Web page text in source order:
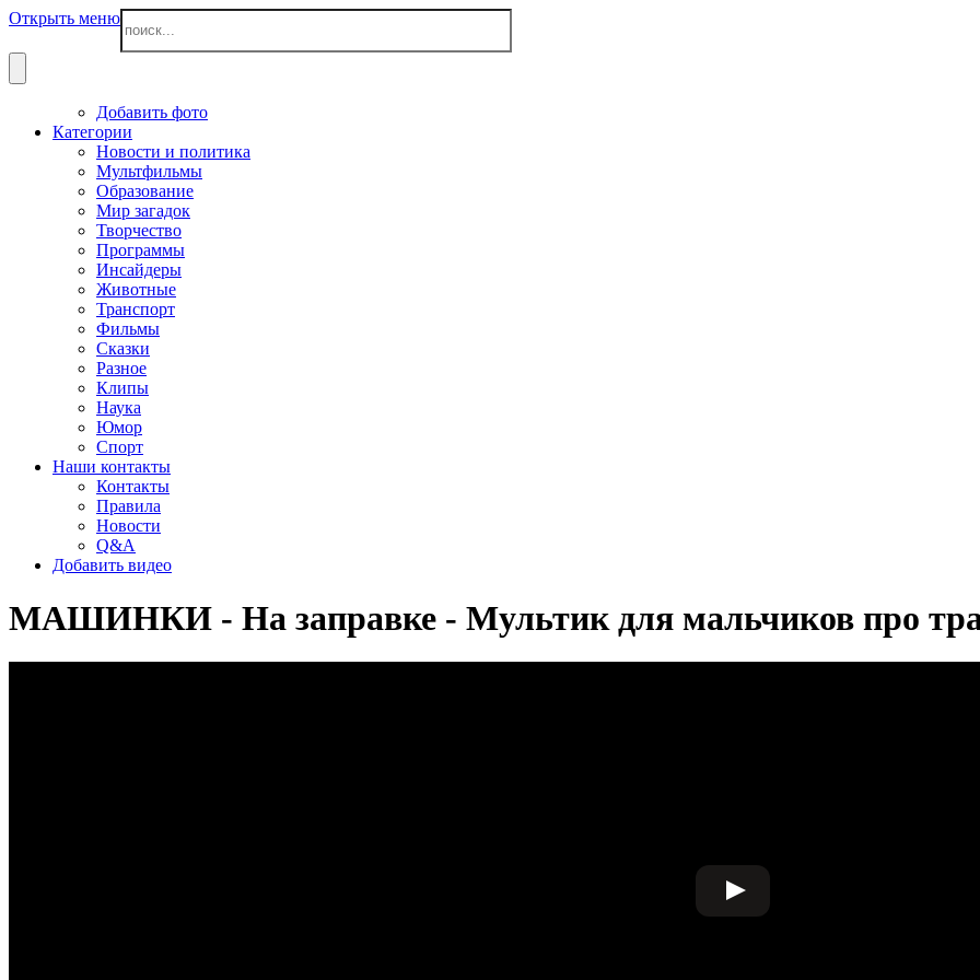
Открыть меню
Добавить фото
Категории
Новости и политика
Мультфильмы
Образование
Мир загадок
Творчество
Программы
Инсайдеры
Животные
Транспорт
Фильмы
Сказки
Разное
Клипы
Наука
Юмор
Спорт
Наши контакты
Контакты
Правила
Новости
Q&A
Добавить видео
МАШИНКИ - На заправке - Мультик для мальчиков про